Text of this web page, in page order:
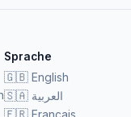
Sprache
🇬🇧 English
🇸🇦 العربية
Français